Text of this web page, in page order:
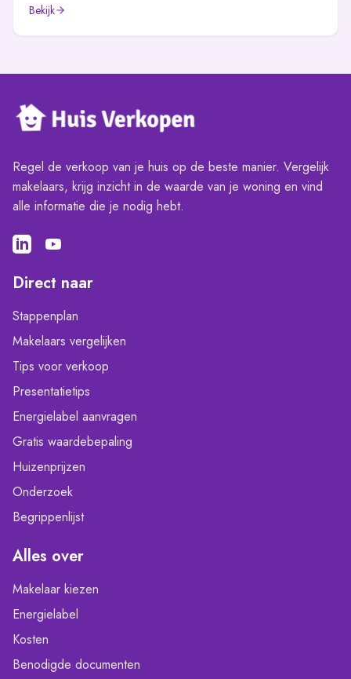
Bekijk
Regel de verkoop van je huis op de beste manier. Vergelijk
makelaars, krijg inzicht in de waarde van je woning en vind
alle informatie die je nodig hebt.
Direct naar
Stappenplan
Makelaars vergelijken
Tips voor verkoop
Presentatietips
Energielabel aanvragen
Gratis waardebepaling
Huizenprijzen
Onderzoek
Begrippenlijst
Alles over
Makelaar kiezen
Energielabel
Kosten
Benodigde documenten